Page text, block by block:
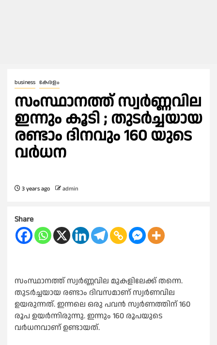
business കേരളം
സംസ്ഥാനത്ത് സ്വർണ്ണവില
ഇന്നും കൂടി ; തുടർച്ചയായ
രണ്ടാം ദിനവും 160 യുടെ
വർധന
3 years ago admin
Share
സംസ്ഥാനത്ത് സ്വർണ്ണവില മുകളിലേക്ക് തന്നെ.
തുടർച്ചയായ രണ്ടാം ദിവസമാണ് സ്വർണവില
ഉയരുന്നത്. ഇന്നലെ ഒരു പവൻ സ്വർണത്തിന് 160
രൂപ ഉയർന്നിരുന്നു. ഇന്നും 160 രൂപയുടെ
വർധനവാണ് ഉണ്ടായത്.